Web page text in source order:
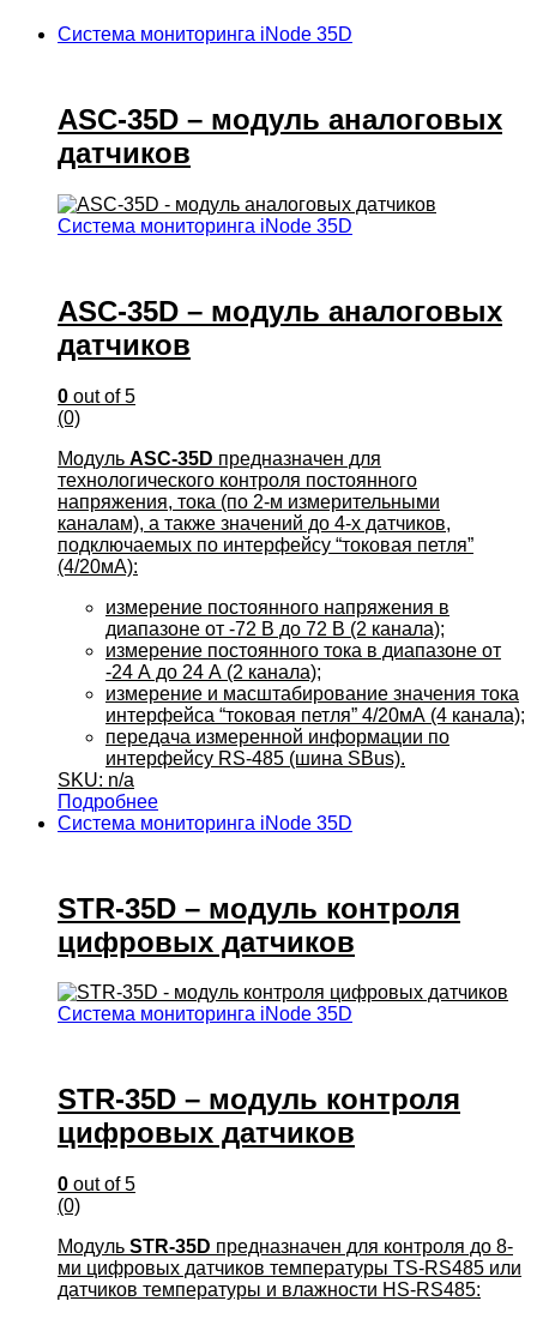
Система мониторинга iNode 35D
ASC-35D – модуль аналоговых
датчиков
Система мониторинга iNode 35D
ASC-35D – модуль аналоговых
датчиков
0 out of 5
(0)
Модуль ASC-35D предназначен для
технологического контроля постоянного
напряжения, тока (по 2-м измерительными
каналам), а также значений до 4-х датчиков,
подключаемых по интерфейсу “токовая петля”
(4/20мА):
измерение постоянного напряжения в
диапазоне от -72 В до 72 В (2 канала);
измерение постоянного тока в диапазоне от
-24 А до 24 А (2 канала);
измерение и масштабирование значения тока
интерфейса “токовая петля” 4/20мА (4 канала);
передача измеренной информации по
интерфейсу RS-485 (шина SBus).
SKU: n/a
Подробнее
Система мониторинга iNode 35D
STR-35D – модуль контроля
цифровых датчиков
Система мониторинга iNode 35D
STR-35D – модуль контроля
цифровых датчиков
0 out of 5
(0)
Модуль STR-35D предназначен для контроля до 8-
ми цифровых датчиков температуры TS-RS485 или
датчиков температуры и влажности НS-RS485: